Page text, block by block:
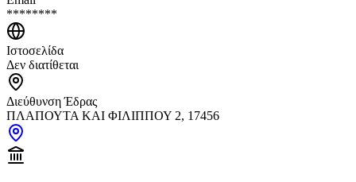
********
Ιστοσελίδα
Δεν διατίθεται
Διεύθυνση Έδρας
ΠΛΑΠΟΥΤΑ ΚΑΙ ΦΙΛΙΠΠΟΥ 2, 17456